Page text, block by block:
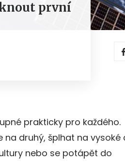
první
prakticky pro každého.
na druhý, šplhat na vysoké
nebo se potápět do